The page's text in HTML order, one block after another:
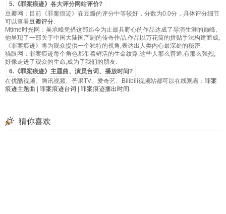
5.《罪案痕迹》各大评分网站评价?
豆瓣网：目前《罪案痕迹》在豆瓣的评分中等较好，分数为0.0分，具体评分细节
可以查看豆瓣评分.
Mtime时光网：吴承峰凭借这部迄今为止最具野心的作品达成了导演生涯的巅峰,
他呈现了一部关于中国大陆国产剧的传奇作品.作品以万花筒的拼贴手法构建而成,
《罪案痕迹》将为观众提供一个独特的视角,表达出人类内心最深处的秘密.
猫眼网：罪案痕迹每个角色都带着鲜活的生命纹路,这些人那么普通,有那么强烈,
好像走进了观众的生命,成为了我们的朋友.
6.《罪案痕迹》主题曲、演员台词、播放时间?
在优酷视频、腾讯视频、芒果TV、爱奇艺、Bilibili视频站都可以在线观看： 罪案
痕迹主题曲
罪案痕迹台词 罪案痕迹播出时间 .
猜你喜欢